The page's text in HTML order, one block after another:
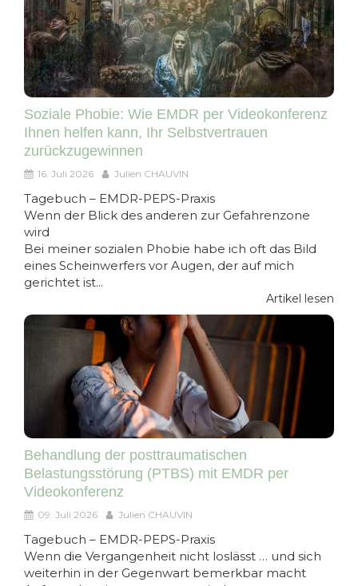
Soziale Phobie: Wie EMDR per Videokonferenz
Ihnen helfen kann, Ihr Selbstvertrauen
zurückzugewinnen
16. Juli 2026 Julien CHAUVIN
Tagebuch – EMDR-PEPS-Praxis
Wenn der Blick des anderen zur Gefahrenzone
wird
Bei meiner sozialen Phobie habe ich oft das Bild
eines Scheinwerfers vor Augen, der auf mich
gerichtet ist...
Artikel lesen
Behandlung der posttraumatischen
Belastungsstörung (PTBS) mit EMDR per
Videokonferenz
09. Juli 2026 Julien CHAUVIN
Tagebuch – EMDR-PEPS-Praxis
Wenn die Vergangenheit nicht loslässt … und sich
weiterhin in der Gegenwart bemerkbar macht